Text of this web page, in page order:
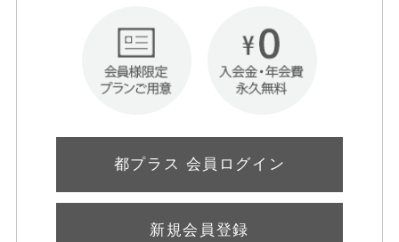
都プラス 会員ログイン
新規会員登録